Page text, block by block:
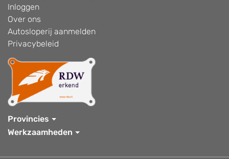
Inloggen
Over ons
Autosloperij aanmelden
Privacybeleid
Provincies
Werkzaamheden